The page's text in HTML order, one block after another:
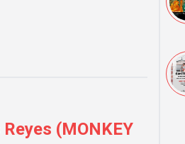
(MONKEY